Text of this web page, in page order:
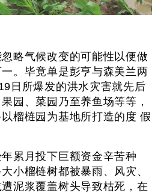
略气候改变的可能性以便做
。毕竟单是彭亨与森美兰两
日所爆发的洪水灾害就先后
园、菜园乃至养鱼场等等，
榴梿园为基地所打造的度 假
累月投下巨额资金辛苦种
小榴梿树都被暴雨、风灾、
泥浆覆盖树头导致枯死，在